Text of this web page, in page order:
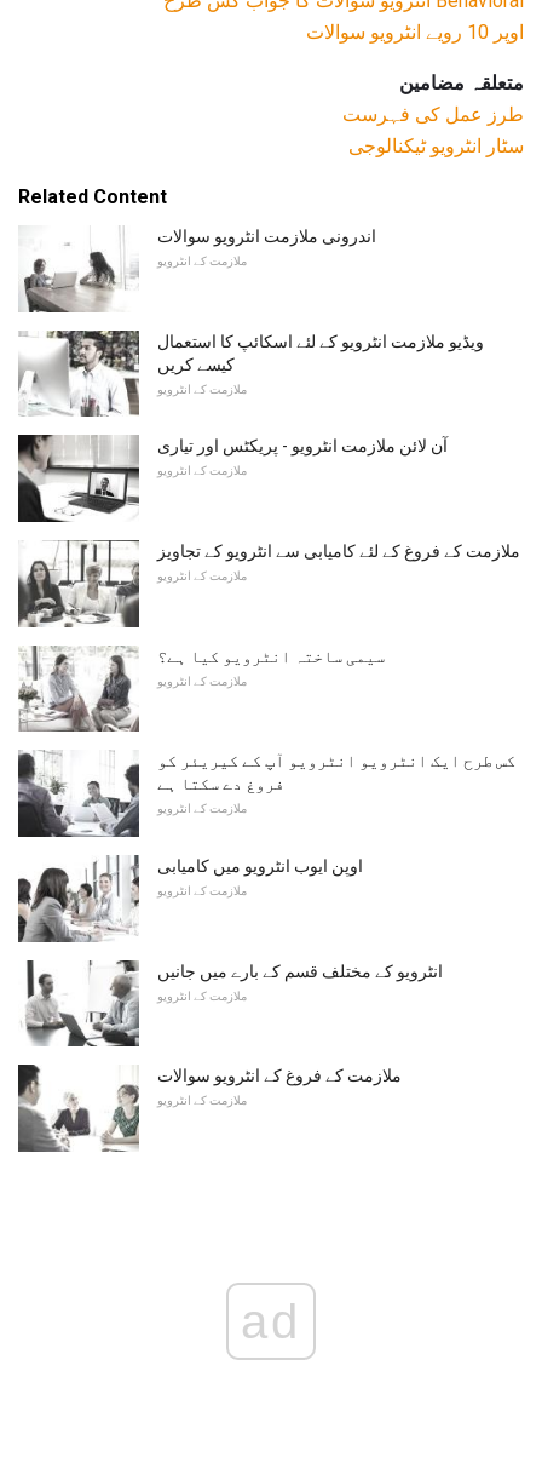
اوپر 10 رویے انٹرویو سوالات
متعلقہ مضامین
طرز عمل کی فہرست
سٹار انٹرویو ٹیکنالوجی
Related Content
اندرونی ملازمت انٹرویو سوالات
ملازمت کے انٹرویو
ویڈیو ملازمت انٹرویو کے لئے اسکائپ کا استعمال
کیسے کریں
ملازمت کے انٹرویو
آن لائن ملازمت انٹرویو - پریکٹس اور تیاری
ملازمت کے انٹرویو
ملازمت کے فروغ کے لئے کامیابی سے انٹرویو کے تجاویز
ملازمت کے انٹرویو
سیمی ساختہ انٹرویو کیا ہے؟
ملازمت کے انٹرویو
کس طرح ایک انٹرویو انٹرویو آپ کے کیریئر کو
فروغ دے سکتا ہے
ملازمت کے انٹرویو
اوپن ایوب انٹرویو میں کامیابی
ملازمت کے انٹرویو
انٹرویو کے مختلف قسم کے بارے میں جانیں
ملازمت کے انٹرویو
ملازمت کے فروغ کے انٹرویو سوالات
ملازمت کے انٹرویو
ad